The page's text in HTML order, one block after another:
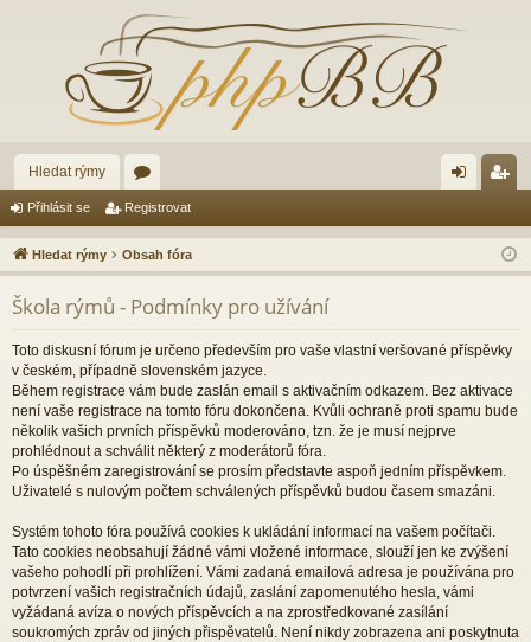
Hledat rýmy
ór
a lá
sit
ist
ro
t
Přihlásit se Registrovat
Hledat rýmy Obsah fóra
Škola rýmů - Podmínky pro užívání
Toto diskusní fórum je určeno především pro vaše vlastní veršované příspěvky
v českém, případně slovenském jazyce.
Během registrace vám bude zaslán email s aktivačním odkazem. Bez aktivace
není vaše registrace na tomto fóru dokončena. Kvůli ochraně proti spamu bude
několik vašich prvních příspěvků moderováno, tzn. že je musí nejprve
prohlédnout a schválit některý z moderátorů fóra.
Po úspěšném zaregistrování se prosím představte aspoň jedním příspěvkem.
Uživatelé s nulovým počtem schválených příspěvků budou časem smazáni.
Systém tohoto fóra používá cookies k ukládání informací na vašem počítači.
Tato cookies neobsahují žádné vámi vložené informace, slouží jen ke zvýšení
vašeho pohodlí při prohlížení. Vámi zadaná emailová adresa je používána pro
potvrzení vašich registračních údajů, zaslání zapomenutého hesla, vámi
vyžádaná avíza o nových příspěvcích a na zprostředkované zasílání
soukromých zpráv od jiných přispěvatelů. Není nikdy zobrazena ani poskytnuta